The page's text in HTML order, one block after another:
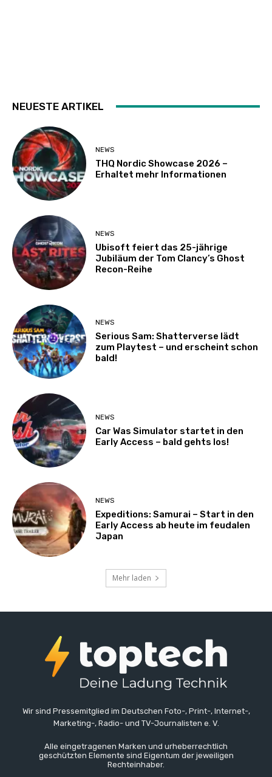
NEUESTE ARTIKEL
NEWS
THQ Nordic Showcase 2026 –
Erhaltet mehr Informationen
NEWS
Ubisoft feiert das 25-jährige
Jubiläum der Tom Clancy’s Ghost
Recon-Reihe
NEWS
Serious Sam: Shatterverse lädt
zum Playtest – und erscheint schon
bald!
NEWS
Car Was Simulator startet in den
Early Access – bald gehts los!
NEWS
Expeditions: Samurai – Start in den
Early Access ab heute im feudalen
Japan
Mehr laden
Wir sind Pressemitglied im Deutschen Foto-, Print-, Internet-,
Marketing-, Radio- und TV-Journalisten e. V.
Alle eingetragenen Marken und urheberrechtlich
geschützten Elemente sind Eigentum der jeweiligen
Rechteinhaber.